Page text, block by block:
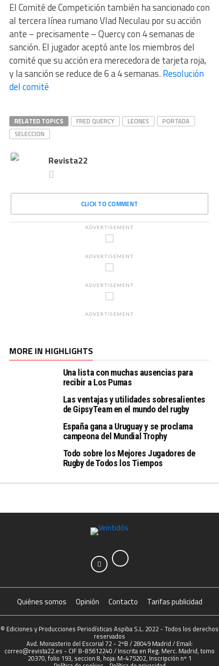
El Comité de Competición también ha sancionado con
al tercera línea rumano Vlad Neculau por su acción
ante – precisamente – Quercy con 4 semanas de
sanción. El jugador aceptó ante los miembros del
comité que su acción era merecedora de tarjeta roja,
y la sanción se reduce de 6 a 4 semanas.Resolución
del comité
RELATED TOPICS FRED QUERCY LEONES
PORTADA
SELECCION
Revista22
CLICK TO COMMENT
ADVERTISEMENT
ADVERTISEMENT
ADVERTISEMENT
ADVERTISEMENT
MORE IN HIGHLIGHTS
Una lista con muchas ausencias para
recibir a Los Pumas
Las ventajas y utilidades sobresalientes
de GipsyTeam en el mundo del rugby
España gana a Uruguay y se proclama
campeona del Mundial Trophy
Todo sobre los Mejores Jugadores de
Rugby de Todos los Tiempos
Quiénes somos Opinión Contacto Tarifas publicidad
© Ediciones y Producciones Periodísticas Aspiba S.L. 2022 - Todos los derechos
reservados
Avd. Monasterio del Escorial 72 - 2ºB / 28049 Madrid / Email:
correo@revista22.es - CIF B-85612240 / Inscrita en Reg. Merc. Madrid, tomo
20370, folio 193, seccion 8, hoja: M-475202, Inscripción nº 1